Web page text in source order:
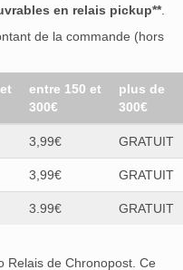
en relais pickup**.
de la commande (hors
entre 150 et
300€
plus de
300€
3,99€ GRATUIT
3,99€ GRATUIT
3.99€ GRATUIT
Relais de Chronopost. Ce